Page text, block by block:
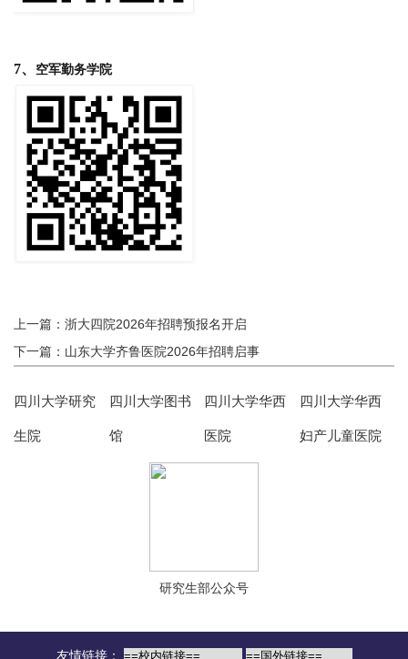
7、 空军勤务学院
上一篇：浙大四院2026年招聘预报名开启
下一篇：山东大学齐鲁医院2026年招聘启事
四川大学研究
生院
四川大学图书
馆
四川大学华西
医院
四川大学华西
妇产儿童医院
研究生部公众号
友情链接：